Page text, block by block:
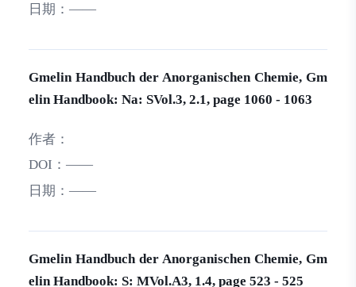
日期： ——
Gmelin Handbuch der Anorganischen Chemie, Gm
elin Handbook: Na: SVol.3, 2.1, page 1060 - 1063
作者：
DOI： ——
日期： ——
Gmelin Handbuch der Anorganischen Chemie, Gm
elin Handbook: S: MVol.A3, 1.4, page 523 - 525